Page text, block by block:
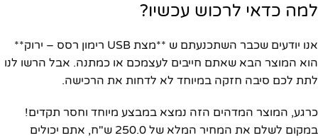
למה כדאי לרכוש עכשיו?
אנו יודעים שכבר השתכנעתם ש **מצת USB רימון רסס – ירוק**
הוא המוצר הבא שאתם חייבים לעצמכם או כמתנה. אבל הרשו לנו
לתת לכם סיבה חזקה במיוחד לא לדחות את הרכישה.
כרגע, המוצר המדהים הזה נמצא במבצע מיוחד וחסר תקדים!
במקום לשלם את המחיר המלא של 250.0 ש"ח, אתם יכולים